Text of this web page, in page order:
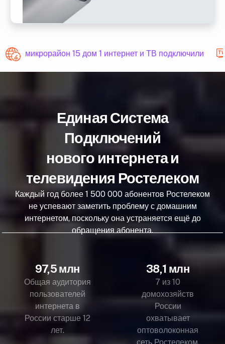
микрорайон 15 дом 1 интернет и ТВ подключили
Единая Система
Подключений
нового интернета и
телевидения Ростелеком
Каждый год более 1 500 000 абонентов Ростелеком
не успевают заметить проблему с домашним
интернетом, поскольку она устраняется ещё до
обращения абонента.
97,5 млн
Общая аудитория
пользователей
интернета в
России старше 12
лет.
38,1 млн
7 из 10
домохозяйств
России
охватывает
оптоволоконная